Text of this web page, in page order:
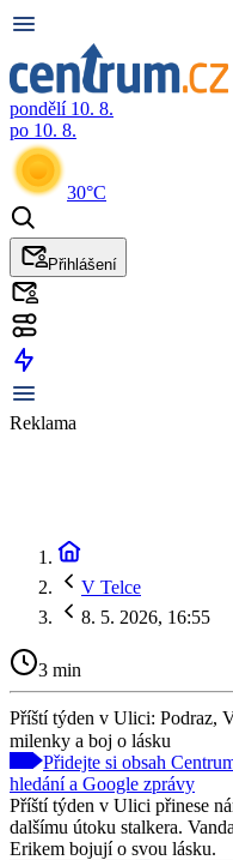
pondělí 10. 8.
po 10. 8.
30°C
Přihlášení
Reklama
V Telce
8. 5. 2026, 16:55
3 min
Příští týden v Ulici: Podraz,
milenky a boj o lásku
Přidejte si obsah
hledání a Google zprávy
Příští týden v Ulici přinese
dalšímu útoku stalkera.
Erikem bojují o svou lásku.